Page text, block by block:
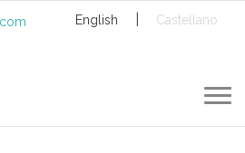
English Castellano